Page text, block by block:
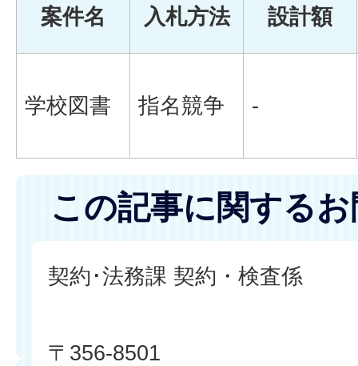
案件名 入札方法 設計額
学校図書 指名競争 -
この記事に関する
契約･法務課 契約・検査係
〒356-8501